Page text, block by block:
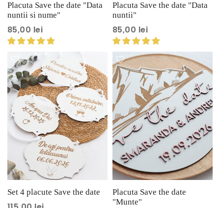
Placuta Save the date "Data
nuntii si nume"
85,00 lei
Placuta Save the date "Data
nuntii"
85,00 lei
Set 4 placute Save the date
Placuta Save the date
"Munte"